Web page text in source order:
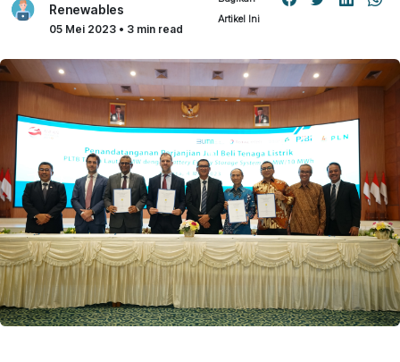
Renewables
05 Mei 2023 • 3 min read
Artikel Ini